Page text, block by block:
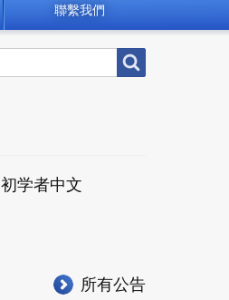
聯繫我們
初学者中文
所有公告